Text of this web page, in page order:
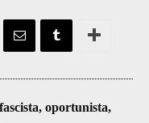
oportunista,